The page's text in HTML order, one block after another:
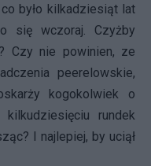
było kilkadziesiąt lat
się wczoraj. Czyżby
Czy nie powinien, ze
peerelowskie,
kogokolwiek o
rundek
I najlepiej, by uciął